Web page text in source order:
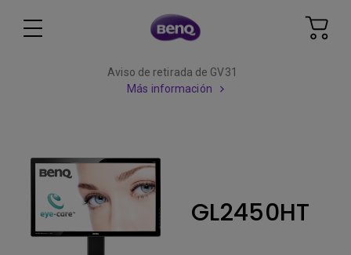
Aviso de retirada de GV31
Más información
GL2450HT